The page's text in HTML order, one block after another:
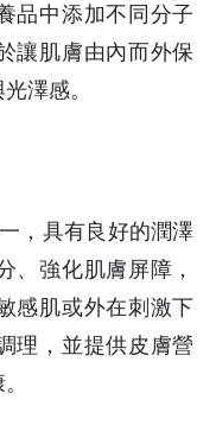
品中添加不同分子
讓肌膚由內而外保
澤感。
，具有良好的潤澤
、強化肌膚屏障，
感肌或外在刺激下
理，並提供皮膚營